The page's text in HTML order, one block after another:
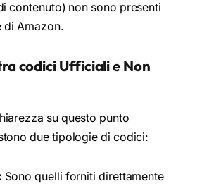
contenuto) non sono presenti
di Amazon.
codici Ufficiali e Non
su questo punto
due tipologie di codici:
Sono quelli forniti direttamente